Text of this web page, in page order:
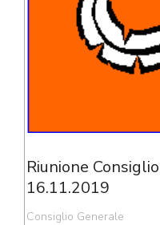
Riunione
16.11.2019
Consiglio Generale